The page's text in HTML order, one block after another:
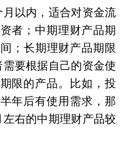
以内，适合对资金流
者；中期理财产品期
；长期理财产品期限
要根据自己的资金使
限的产品。比如，投
年后有使用需求，那
右的中期理财产品较